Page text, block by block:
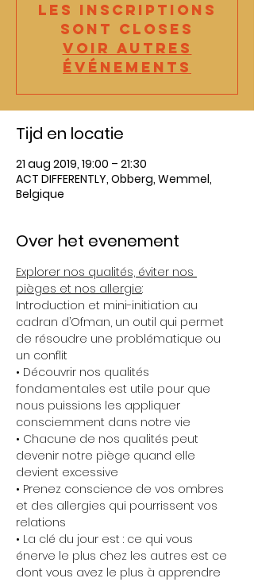
Les inscriptions
sont closes
Voir autres
événements
Tijd en locatie
21 aug 2019, 19:00 – 21:30
ACT DIFFERENTLY, Obberg, Wemmel,
Belgique
Over het evenement
Explorer nos qualités, éviter nos
pièges et nos allergie:
Introduction et mini-initiation au
cadran d’Ofman, un outil qui permet
de résoudre une problématique ou
un conflit
• Découvrir nos qualités
fondamentales est utile pour que
nous puissions les appliquer
consciemment dans notre vie
• Chacune de nos qualités peut
devenir notre piège quand elle
devient excessive
• Prenez conscience de vos ombres
et des allergies qui pourrissent vos
relations
• La clé du jour est : ce qui vous
énerve le plus chez les autres est ce
dont vous avez le plus à apprendre